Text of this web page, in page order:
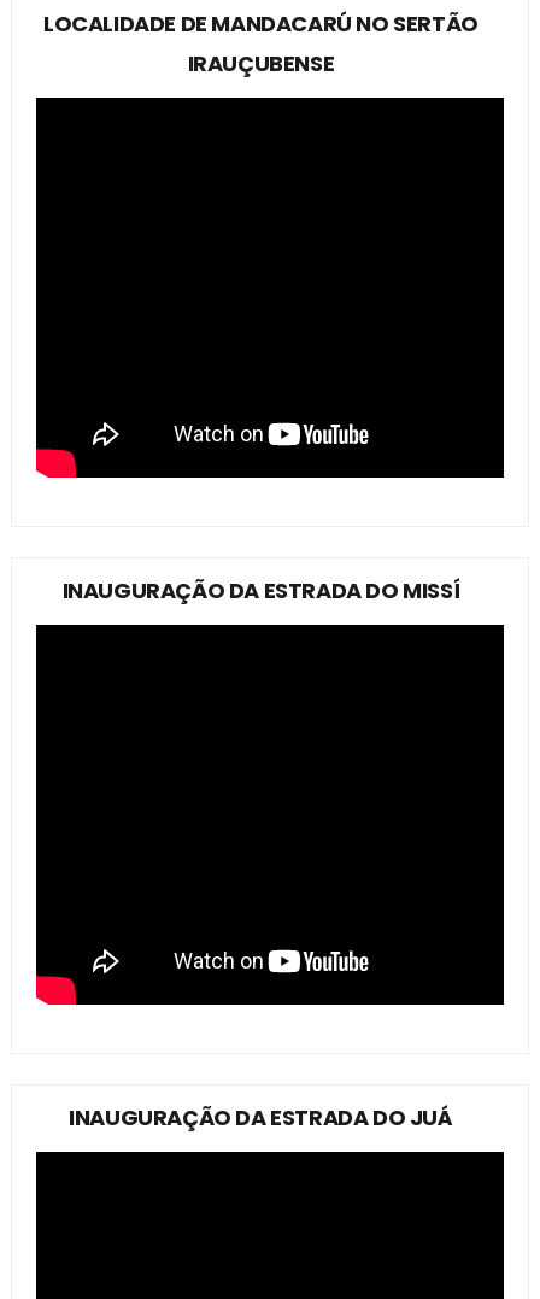
LOCALIDADE DE MANDACARÚ NO SERTÃO
IRAUÇUBENSE
INAUGURAÇÃO DA ESTRADA DO MISSÍ
INAUGURAÇÃO DA ESTRADA DO JUÁ